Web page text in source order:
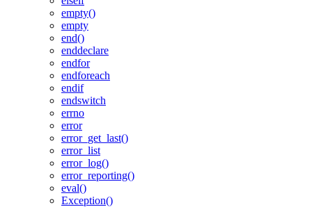
empty()
empty
end()
enddeclare
endfor
endforeach
endif
endswitch
errno
error
error_get_last()
error_list
error_log()
error_reporting()
eval()
Exception()